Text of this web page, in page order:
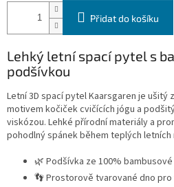
Přidat do košíku
Lehký letní spací pytel s
podšívkou
Letní 3D spací pytel Kaarsgaren je ušitý
motivem kočiček cvičících jógu a
viskózou. Lehké přírodní materiály a
pohodlný spánek během teplých letních
🌿 Podšívka ze 100%
👣 Prostorově tvarované dno